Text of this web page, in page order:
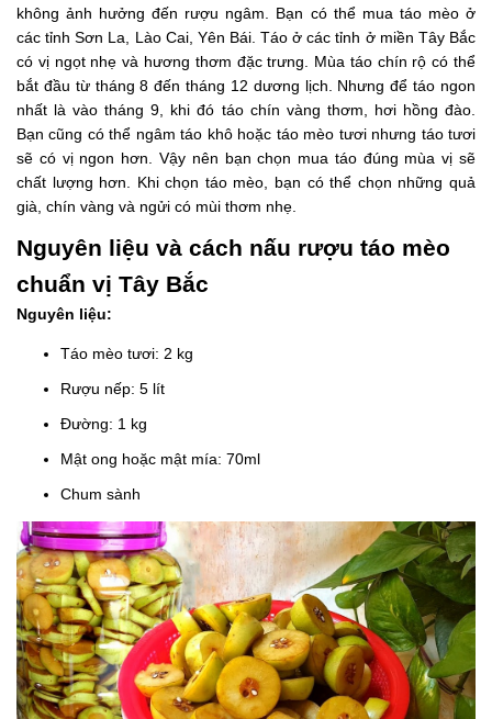
không ảnh hưởng đến rượu ngâm. Bạn có thể mua táo mèo ở
các tỉnh Sơn La, Lào Cai, Yên Bái. Táo ở các tỉnh ở miền Tây Bắc
có vị ngọt nhẹ và hương thơm đặc trưng. Mùa táo chín rộ có thể
bắt đầu từ tháng 8 đến tháng 12 dương lịch. Nhưng để táo ngon
nhất là vào tháng 9, khi đó táo chín vàng thơm, hơi hồng đào.
Bạn cũng có thể ngâm táo khô hoặc táo mèo tươi nhưng táo tươi
sẽ có vị ngon hơn. Vậy nên bạn chọn mua táo đúng mùa vị sẽ
chất lượng hơn. Khi chọn táo mèo, bạn có thể chọn những quả
già, chín vàng và ngửi có mùi thơm nhẹ.
Nguyên liệu và cách nấu rượu táo mèo
chuẩn vị Tây Bắc
Nguyên liệu:
Táo mèo tươi: 2 kg
Rượu nếp: 5 lít
Đường: 1 kg
Mật ong hoặc mật mía: 70ml
Chum sành